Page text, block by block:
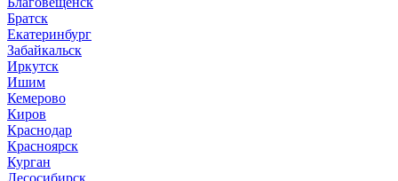
Братск
Екатеринбург
Забайкальск
Иркутск
Ишим
Кемерово
Киров
Краснодар
Красноярск
Курган